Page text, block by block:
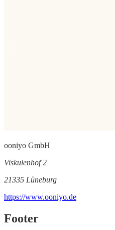
ooniyo GmbH
Viskulenhof 2
21335 Lüneburg
https://www.ooniyo.de
Footer